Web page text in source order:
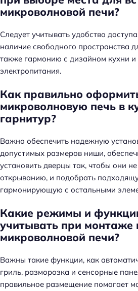
микроволновой печи?
Следует учитывать удобство
наличие свободного пространства
также гармонию с дизайном кухни и
электропитания.
Как правильно
микроволновую печь в
гарнитур?
Важно обеспечить надежную
допустимых размеров ниши,
установить дверцы так, чтобы они
открыванию, и подобрать
гармонирующую с остальными
Какие режимы и
учитывать при монтаже
микроволновой печи?
Важны такие функции, как
гриль, разморозка и сенсорные
правильное размещение помогает
т
: